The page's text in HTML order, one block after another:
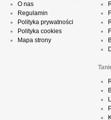
O nas
Regulamin
Polityka prywatności
Polityka cookies
Mapa strony